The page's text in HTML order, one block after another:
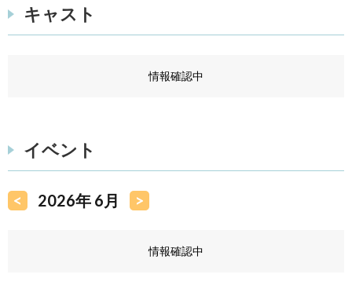
キャスト
情報確認中
イベント
< 2026年 6月 >
情報確認中